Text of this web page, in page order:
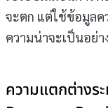
จะตก แต่ใช้ข้อมูล
ความน่าจะเป็นอย่า
ความแตกต่างร